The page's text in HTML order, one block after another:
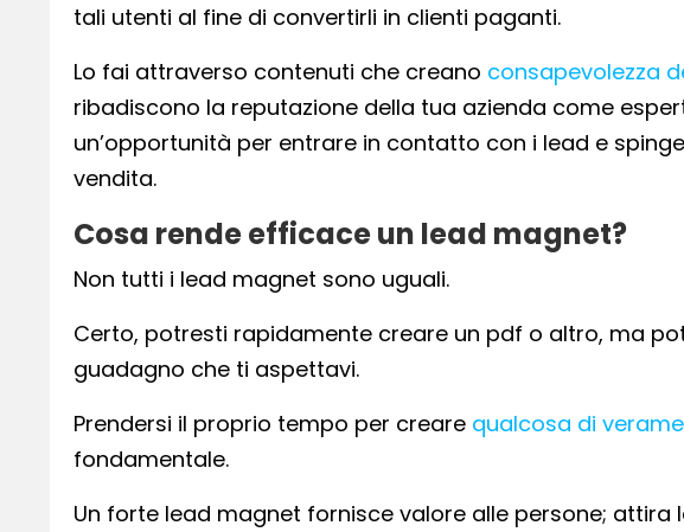
tali utenti al fine di convertirli in clienti paganti.
Lo fai attraverso contenuti che creano consapevolezza
ribadiscono la reputazione della tua azienda come
un’opportunità per entrare in contatto con i lead e
vendita.
Cosa rende efficace un lead magnet?
Non tutti i lead magnet sono uguali.
Certo, potresti rapidamente creare un pdf o altro, ma
guadagno che ti aspettavi.
Prendersi il proprio tempo per creare qualcosa di
fondamentale.
Un forte lead magnet fornisce valore alle persone; attira